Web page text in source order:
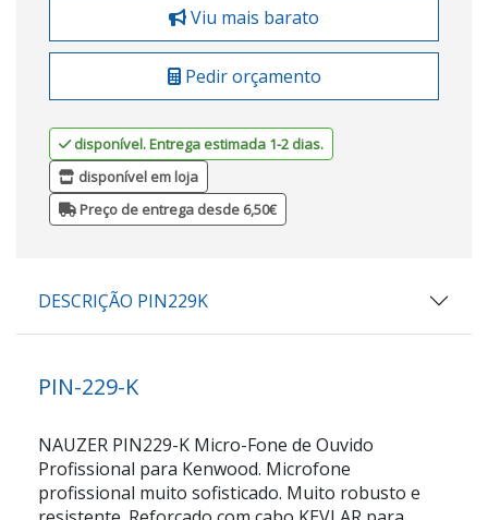
Viu mais barato
Pedir orçamento
disponível. Entrega estimada 1-2 dias.
disponível em loja
Preço de entrega desde 6,50€
DESCRIÇÃO PIN229K
PIN-229-K
NAUZER PIN229-K Micro-Fone de Ouvido
Profissional para Kenwood. Microfone
profissional muito sofisticado. Muito robusto e